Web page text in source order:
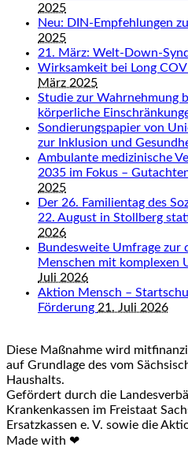
2025
Neu: DIN-Empfehlungen
2025
21. März: Welt-Down-
Wirksamkeit bei Long
März 2025
Studie zur Wahrnehmung
körperliche
Sondierungspapier von
zur Inklusion und
Ambulante medizinische
2035 im Fokus –
2025
Der 26. Familientag des
22. August in Stollberg
2026
Bundesweite Umfrage zur
Menschen mit komplexen
Juli 2026
Aktion Mensch –
Förderung 21. Juli 2026
Diese Maßnahme wird
auf Grundlage des vom
Haushalts.
Gefördert durch die
Krankenkassen im Freistaat
Ersatzkassen e. V. sowie die
Made with ❤